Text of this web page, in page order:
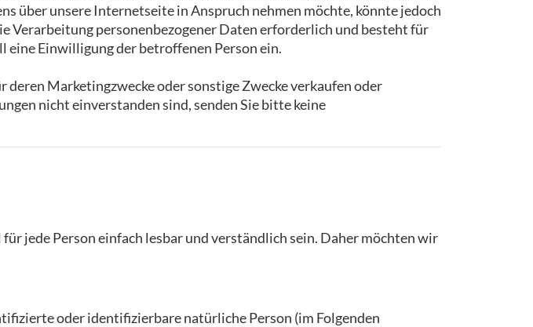
über unsere Internetseite in Anspruch nehmen möchte, könnte jedoch
Verarbeitung personenbezogener Daten erforderlich und besteht für
eine Einwilligung der betroffenen Person ein.
Marketingzwecke oder sonstige Zwecke verkaufen oder
nicht einverstanden sind, senden Sie bitte keine
jede Person einfach lesbar und verständlich sein. Daher möchten wir
oder identifizierbare natürliche Person (im Folgenden